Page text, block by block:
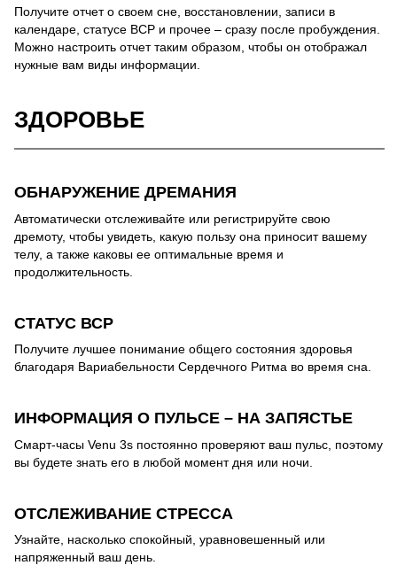
Получите отчет о своем сне, восстановлении, записи в
календаре, статусе ВСР и прочее – сразу после пробуждения.
Можно настроить отчет таким образом, чтобы он отображал
нужные вам виды информации.
ЗДОРОВЬЕ
ОБНАРУЖЕНИЕ ДРЕМАНИЯ
Автоматически отслеживайте или регистрируйте свою
дремоту, чтобы увидеть, какую пользу она приносит вашему
телу, а также каковы ее оптимальные время и
продолжительность.
СТАТУС ВСР
Получите лучшее понимание общего состояния здоровья
благодаря Вариабельности Сердечного Ритма во время сна.
ИНФОРМАЦИЯ О ПУЛЬСЕ – НА ЗАПЯСТЬЕ
Смарт-часы Venu 3s постоянно проверяют ваш пульс, поэтому
вы будете знать его в любой момент дня или ночи.
ОТСЛЕЖИВАНИЕ СТРЕССА
Узнайте, насколько спокойный, уравновешенный или
напряженный ваш день.